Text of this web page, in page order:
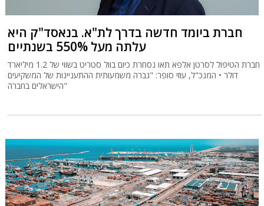
חברת ביומד חדשה בדרך לת"א. בנאסד"ק היא
עלתה מעל 550% בשנתיים
חברת הטיפול לסרטן אלפא תאו נסחרת כיום בוול סטריט בשווי של 1.2 מיליארד
דולר • המנכ"ל, עוזי סופר: "גברה משמעותית ההתעניינות של המשקיעים
הישראלים בחברה"